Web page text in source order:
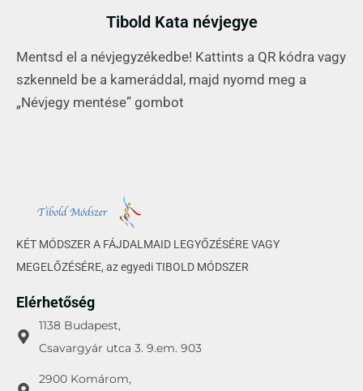
Tibold Kata névjegye
Mentsd el a névjegyzékedbe! Kattints a QR kódra vagy
szkenneld be a kameráddal, majd nyomd meg a
„Névjegy mentése” gombot
KÉT MÓDSZER A FÁJDALMAID LEGYŐZÉSÉRE VAGY
MEGELŐZÉSÉRE, az egyedi TIBOLD MÓDSZER
Elérhetőség
1138 Budapest,
Csavargyár utca 3. 9.em. 903
2900 Komárom,